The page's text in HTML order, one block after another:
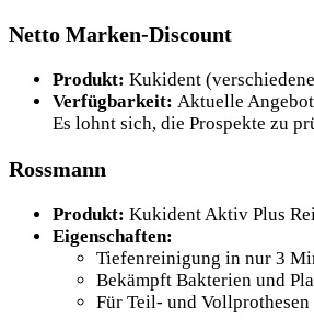
Netto Marken-Discount
Produkt: Kukident
Verfügbarkeit: Aktuelle
Es lohnt sich, die Prospekte zu
Rossmann
Produkt: Kukident Aktiv Plus
Eigenschaften:
Tiefenreinigung in nur 3
Bekämpft Bakterien und
Für Teil- und Vollprothesen